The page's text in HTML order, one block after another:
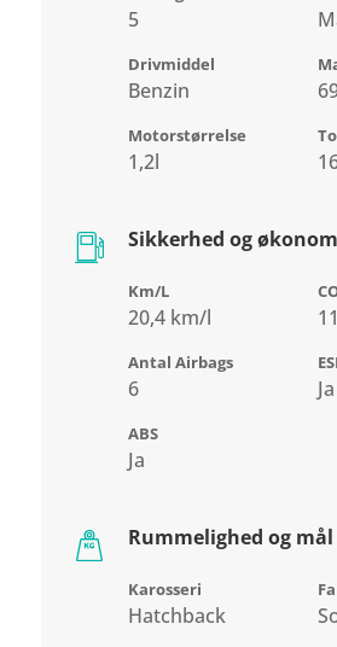
5
Drivmiddel
Benzin
Motorstørrelse
1,2l
Sikkerhed og
Km/L
20,4 km/l
Antal Airbags
6 Ja
ABS
Ja
Rummelighed og mål
Karosseri
Hatchback